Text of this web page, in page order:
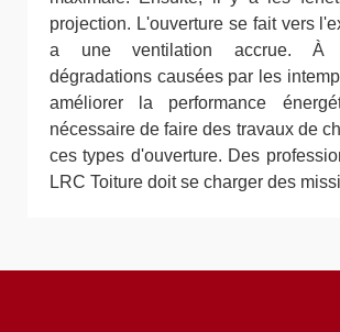
projection. L'ouverture se fait vers
a une ventilation accrue. À
dégradations causées par les
améliorer la performance
nécessaire de faire des travaux de
ces types d'ouverture. Des
LRC Toiture doit se charger des